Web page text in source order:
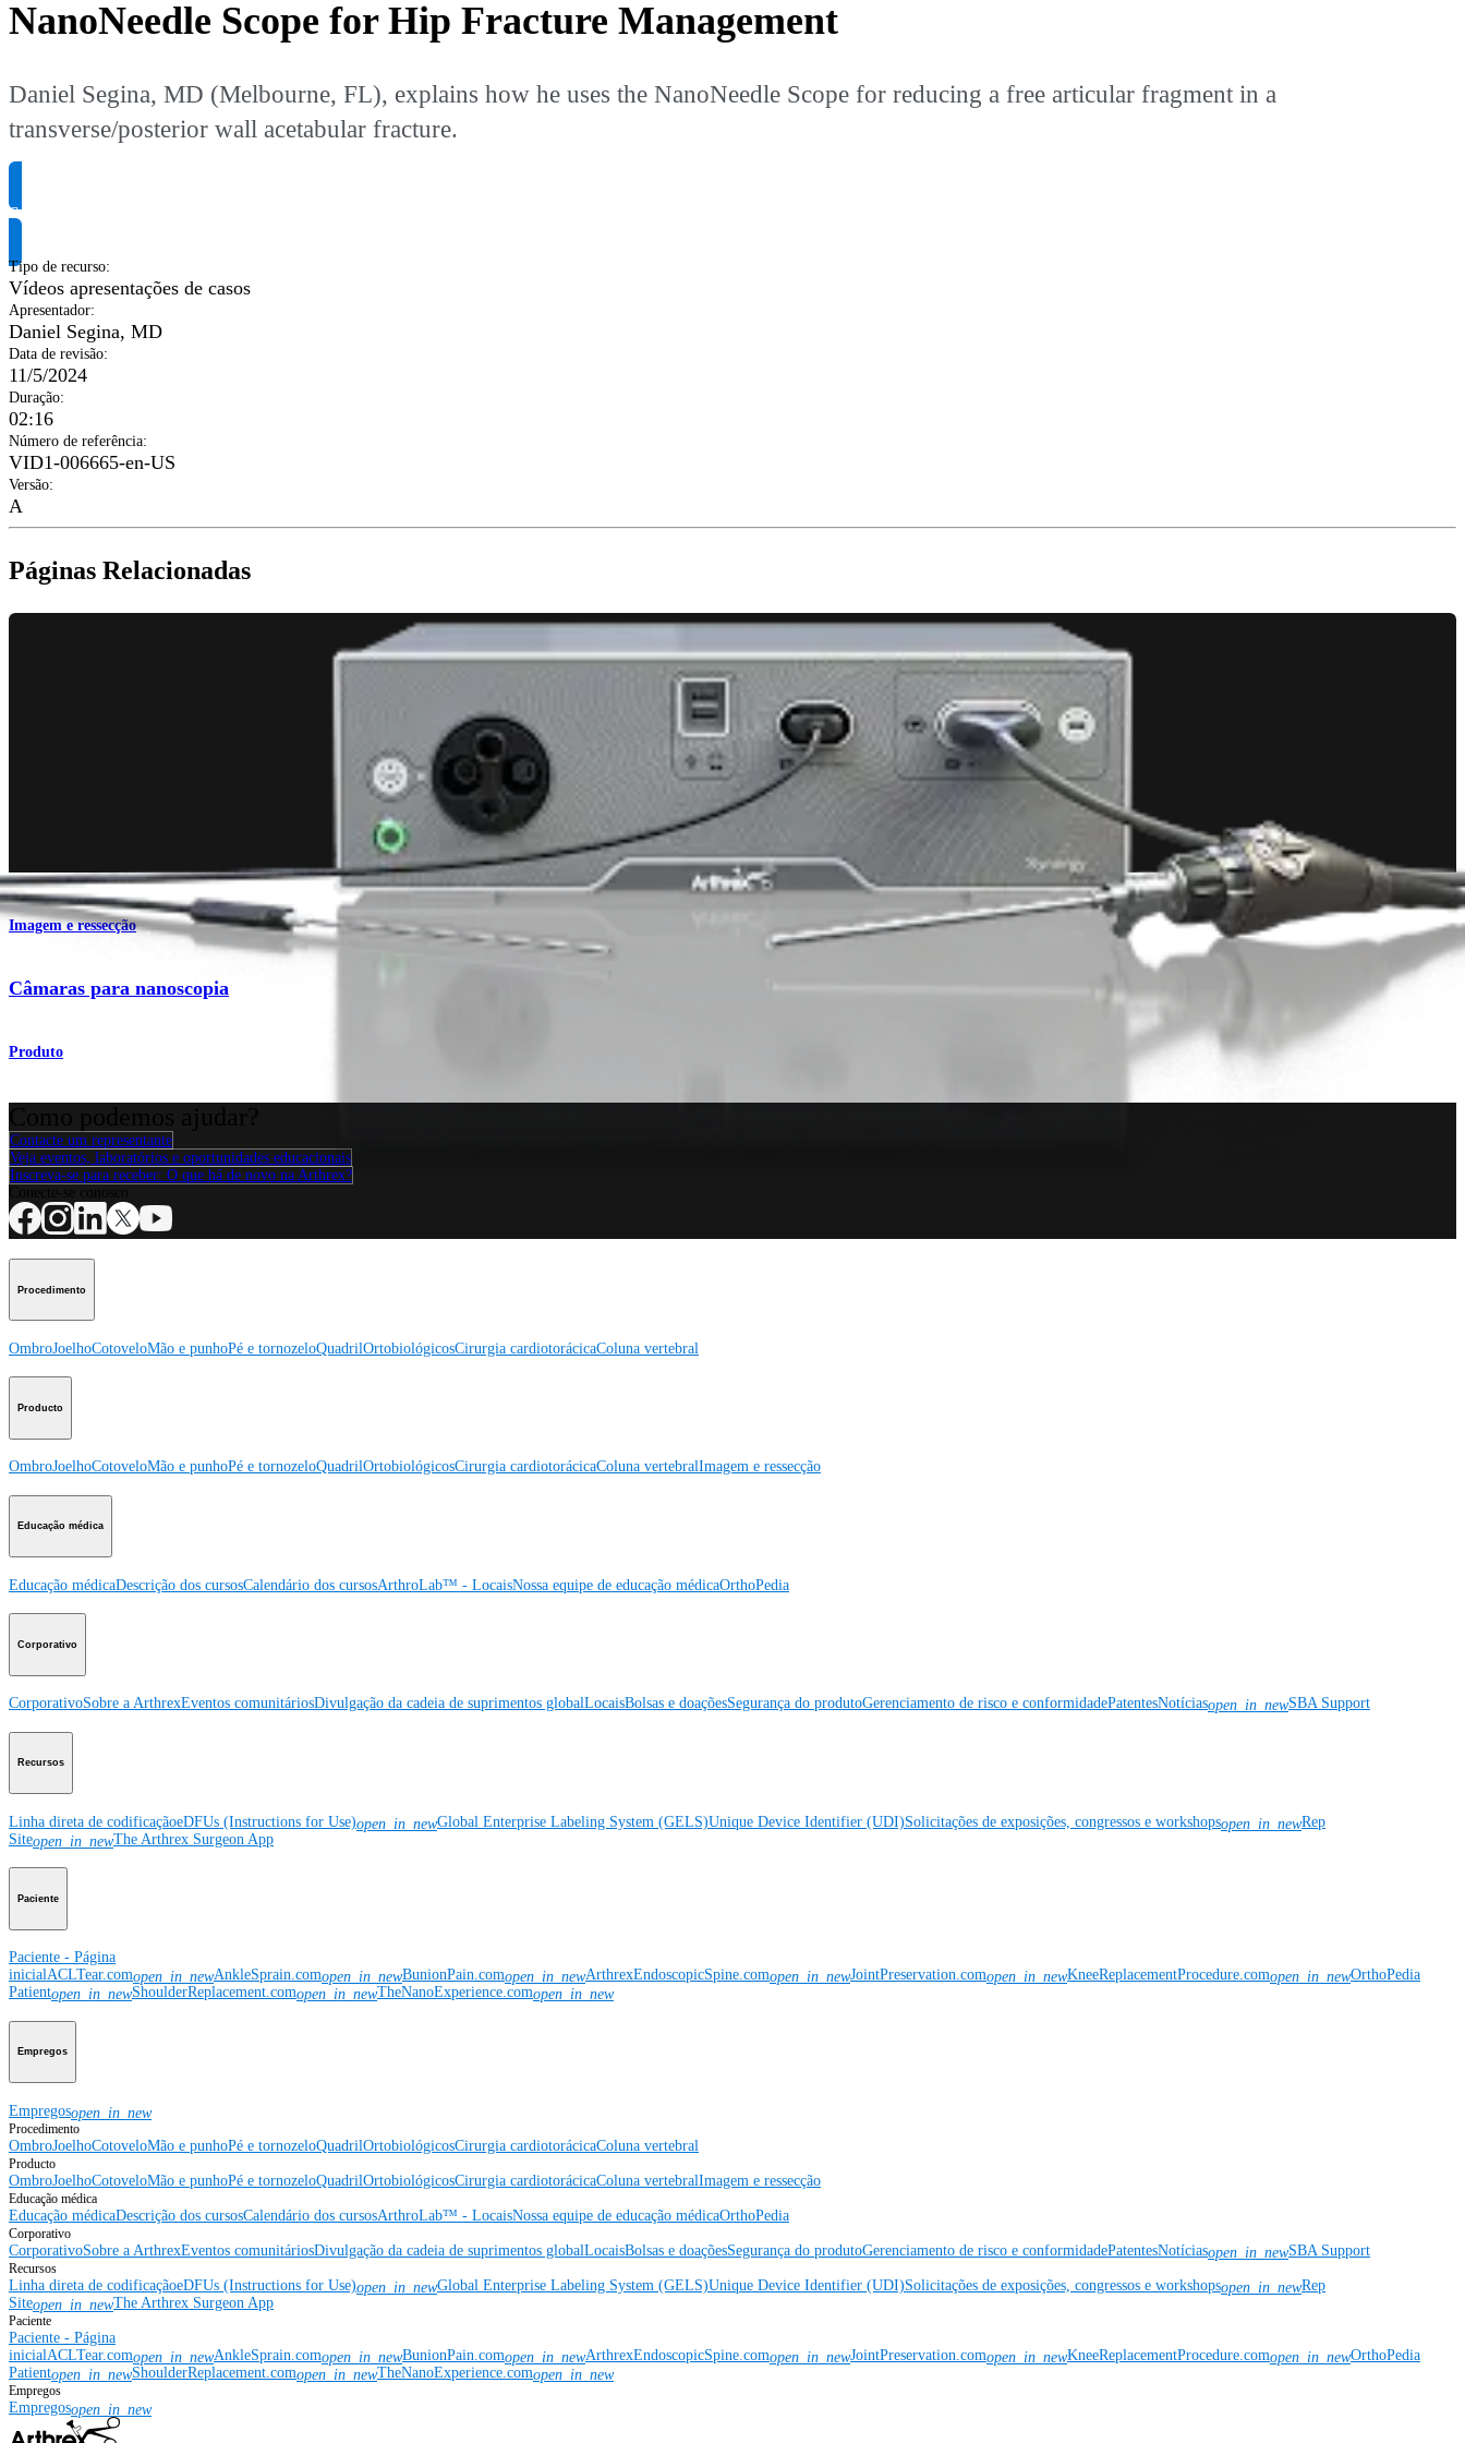
NanoNeedle Scope for Hip Fracture Management
Daniel Segina, MD (Melbourne, FL), explains how he uses the NanoNeedle Scope for reducing a free articular fragment in a
transverse/posterior wall acetabular fracture.
Solicite informação do produto
Tipo de recurso:
Vídeos apresentações de casos
Apresentador:
Daniel Segina, MD
Data de revisão:
11/5/2024
Duração:
02:16
Número de referência:
VID1-006665-en-US
Versão:
A
Páginas Relacionadas
Imagem e ressecção
Câmaras para nanoscopia
Produto
Contacte um representante
Veja eventos, laboratórios e oportunidades educacionais
Inscreva-se para receber: O que há de novo na Arthrex?
Procedimento
OmbroJoelhoCotoveloMão e punhoPé e tornozeloQuadrilOrtobiológicosCirurgia cardiotorácicaColuna vertebral
Producto
OmbroJoelhoCotoveloMão e punhoPé e tornozeloQuadrilOrtobiológicosCirurgia cardiotorácicaColuna vertebralImagem e ressecção
Educação médica
Educação médicaDescrição dos cursosCalendário dos cursosArthroLab™ - LocaisNossa equipe de educação médicaOrthoPedia
Corporativo
CorporativoSobre a ArthrexEventos comunitáriosDivulgação da cadeia de suprimentos globalLocaisBolsas e doaçõesSegurança do produtoGerenciamento de risco e conformidadePatentesNotíciasopen_in_newSBA Support
Recursos
Linha direta de codificaçãoeDFUs (Instructions for Use)open_in_newGlobal Enterprise Labeling System (GELS)Unique Device Identifier (UDI)Solicitações de exposições, congressos e workshopsopen_in_newRep
Siteopen_in_newThe Arthrex Surgeon App
Paciente
Paciente - Página
inicialACLTear.comopen_in_newAnkleSprain.comopen_in_newBunionPain.comopen_in_newArthrexEndoscopicSpine.comopen_in_newJointPreservation.comopen_in_newKneeReplacementProcedure.comopen_in_newOrthoPedia
Patientopen_in_newShoulderReplacement.comopen_in_newTheNanoExperience.comopen_in_new
Empregos
Empregosopen_in_new
Procedimento
OmbroJoelhoCotoveloMão e punhoPé e tornozeloQuadrilOrtobiológicosCirurgia cardiotorácicaColuna vertebral
Producto
OmbroJoelhoCotoveloMão e punhoPé e tornozeloQuadrilOrtobiológicosCirurgia cardiotorácicaColuna vertebralImagem e ressecção
Educação médica
Educação médicaDescrição dos cursosCalendário dos cursosArthroLab™ - LocaisNossa equipe de educação médicaOrthoPedia
Corporativo
CorporativoSobre a ArthrexEventos comunitáriosDivulgação da cadeia de suprimentos globalLocaisBolsas e doaçõesSegurança do produtoGerenciamento de risco e conformidadePatentesNotíciasopen_in_newSBA Support
Recursos
Linha direta de codificaçãoeDFUs (Instructions for Use)open_in_newGlobal Enterprise Labeling System (GELS)Unique Device Identifier (UDI)Solicitações de exposições, congressos e workshopsopen_in_newRep
Siteopen_in_newThe Arthrex Surgeon App
Paciente
Paciente - Página
inicialACLTear.comopen_in_newAnkleSprain.comopen_in_newBunionPain.comopen_in_newArthrexEndoscopicSpine.comopen_in_newJointPreservation.comopen_in_newKneeReplacementProcedure.comopen_in_newOrthoPedia
Patientopen_in_newShoulderReplacement.comopen_in_newTheNanoExperience.comopen_in_new
Empregos
Empregosopen_in_new